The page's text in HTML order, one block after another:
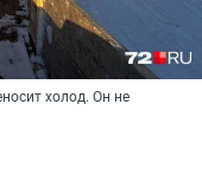
холод. Он не